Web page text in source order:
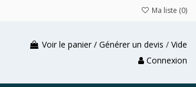
Ma liste (0)
Voir le panier / Générer un devis / Vide
Connexion